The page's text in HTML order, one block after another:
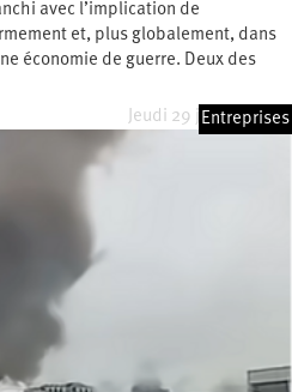
avec l’implication de
et, plus globalement, dans
économie de guerre. Deux des
Jeudi 29 janvier 2026
Entreprises